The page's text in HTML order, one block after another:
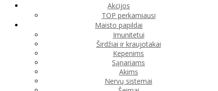
Akcijos
TOP perkamiausi
Maisto papildai
Imunitetui
Širdžiai ir kraujotakai
Kepenims
Sąnariams
Akims
Nervų sistemai